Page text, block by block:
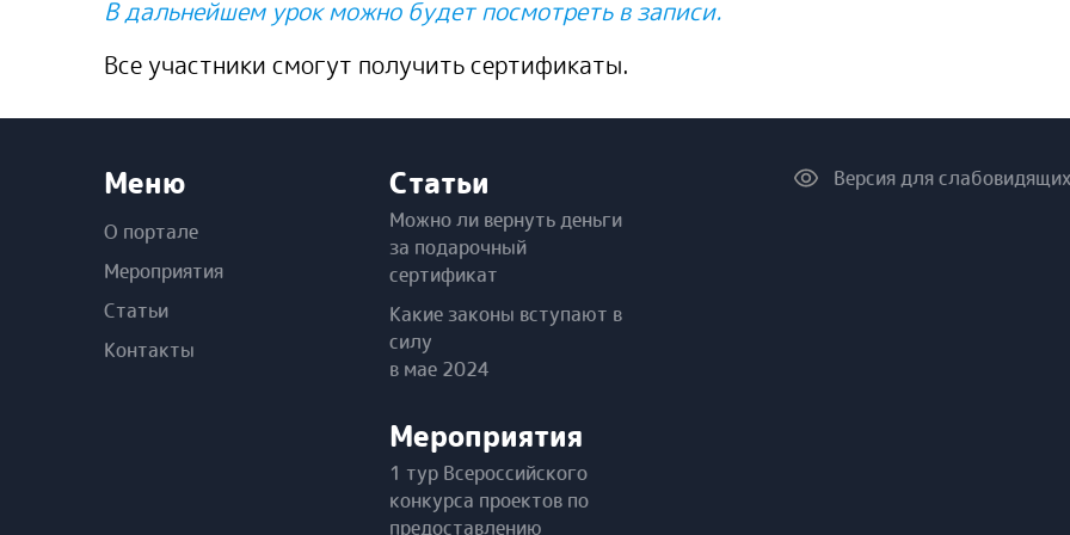
В дальнейшем урок можно будет посмотреть в записи.
Все участники смогут получить сертификаты.
Меню
О портале
Мероприятия
Статьи
Контакты
Статьи
Можно ли вернуть деньги
за подарочный
сертификат
Какие законы вступают в
силу
в мае 2024
Мероприятия
1 тур Всероссийского
конкурса проектов по
предоставлению
Версия для слабовидящих